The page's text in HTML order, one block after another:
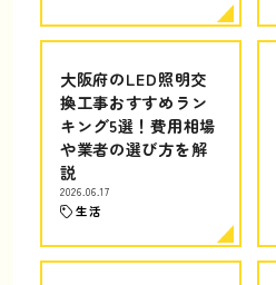
大阪府のLED照明交
換工事おすすめラン
キング5選！費用相場
や業者の選び方を解
説
2026.06.17
生活